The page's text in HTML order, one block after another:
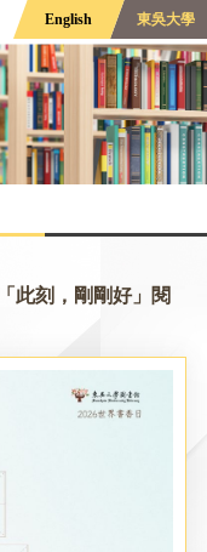
東吳大學
English
此刻，剛剛好」閱